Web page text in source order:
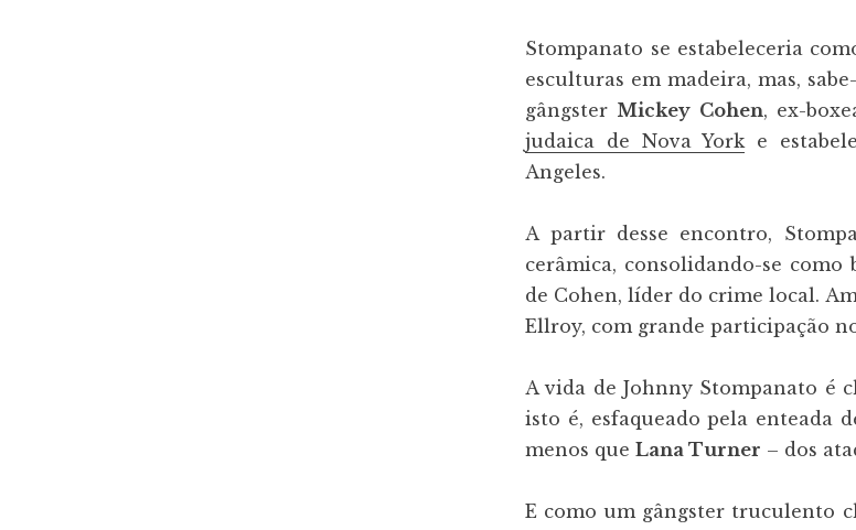
Stompanato se estabeleceria
esculturas em madeira, mas,
gângster Mickey Cohen, ex-
judaica de Nova Yorke
Angeles.
A partir desse encontro,
cerâmica, consolidando-se
de Cohen, líder do crime local.
Ellroy, com grande participação
A vida de Johnny Stompanato é
isto é, esfaqueado pela enteada
menos queLana Turner – dos
E como um gângster truculento